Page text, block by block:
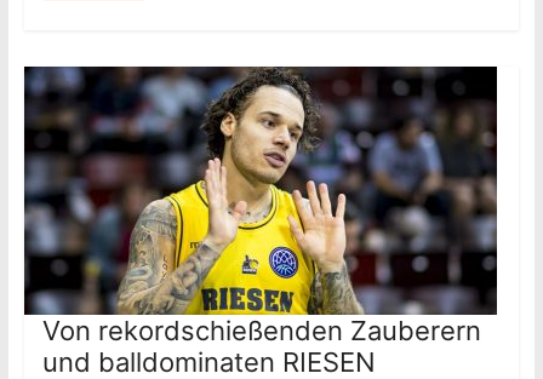
Von rekordschießenden Zauberern
und balldominaten RIESEN